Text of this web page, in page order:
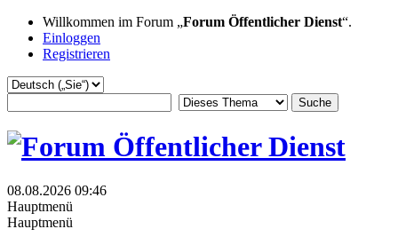
Willkommen im Forum „Forum Öffentlicher Dienst“.
Einloggen
Registrieren
08.08.2026 09:46
Hauptmenü
Hauptmenü